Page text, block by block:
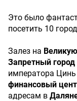
Это было
посетить 10
Залез на
Запретный город
императора
финансовый
адресам в